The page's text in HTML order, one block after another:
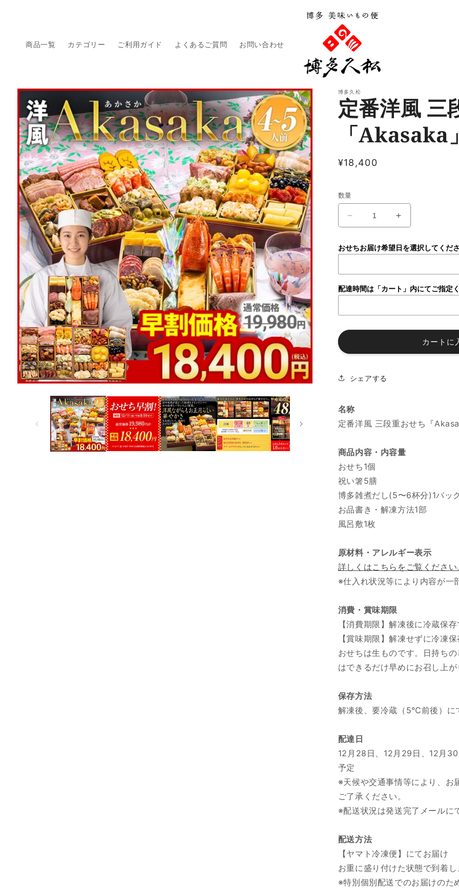
商品一覧 カテゴリー ご利用ガイド よくあるご質問 お問い合わせ
商品情
報にス
キップ
博多久松
定番洋風 三
「Akasaka
通
価
格
¥18,400
数量
洋
風
段
重
ち
の
量
減
ら
す
定
洋
風
重
ち
「Akasaka」
の
や
す
おせちお届け希望日を選択してくだ
配達時間は「カート」内にてご指定
カートに
シェアする
名称
定番洋風 三段重おせち『
商品内容・内容量
おせち1個
祝い箸5膳
博多雑煮だし(5〜6杯分)1パッ
お品書き・解凍方法1部
風呂敷1枚
原材料・アレルギー表示
詳しくはこちらをご覧ください
※仕入れ状況等により内容が一
消費・賞味期限
【消費期限】解凍後に冷蔵保
【賞味期限】解凍せずに冷凍
おせちは生ものです。日持ち
はできるだけ早めにお召し上
保存方法
解凍後、要冷蔵（5℃前後）に
配達日
12月28日、12月29日、12月
予定
※天候や交通事情等により、お
ご了承ください。
※配送状況は発送完了メールに
配送方法
【ヤマト冷凍便】にてお届け
お重に盛り付けた状態で到着
※特別個別配送でのお届けのた